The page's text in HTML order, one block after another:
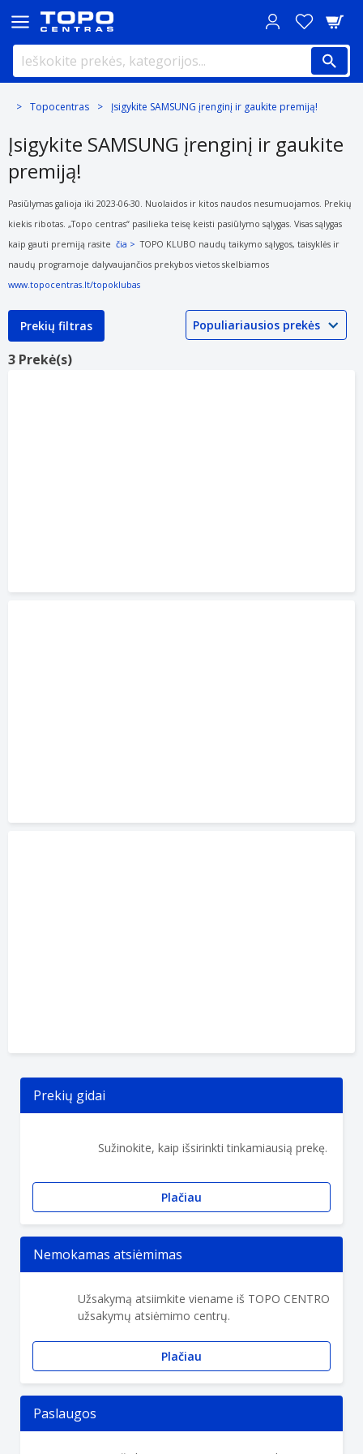
Topocentras Įsigykite SAMSUNG įrenginį ir gaukite premiją!
Įsigykite SAMSUNG įrenginį ir gaukite
premiją!
Pasiūlymas galioja iki 2023-06-30. Nuolaidos ir kitos naudos nesumuojamos. Prekių
kiekis ribotas. „Topo centras“ pasilieka teisę keisti pasiūlymo sąlygas. Visas sąlygas
kaip gauti premiją rasite čia >TOPO KLUBO naudų taikymo sąlygos, taisyklės ir
naudų programoje dalyvaujančios prekybos vietos skelbiamos
www.topocentras.lt/topoklubas
Prekių filtras
3 Prekė(s)
Prekių gidai
Sužinokite, kaip išsirinkti tinkamiausią prekę.
Plačiau
Nemokamas atsiėmimas
Užsakymą atsiimkite viename iš TOPO CENTRO
užsakymų atsiėmimo centrų.
Plačiau
Paslaugos